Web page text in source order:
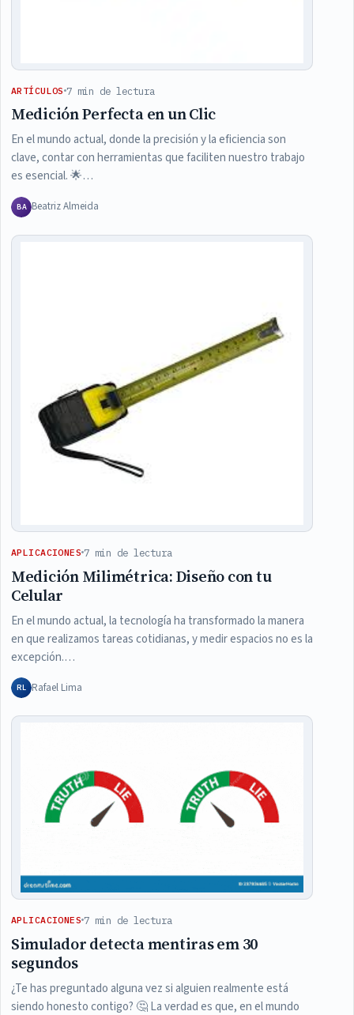
ARTÍCULOS 7 min de lectura
Medición Perfecta en un Clic
En el mundo actual, donde la precisión y la eficiencia son
clave, contar con herramientas que faciliten nuestro trabajo
es esencial. 🌟…
BA Beatriz Almeida
APLICACIONES 7 min de lectura
Medición Milimétrica: Diseño con tu
Celular
En el mundo actual, la tecnología ha transformado la manera
en que realizamos tareas cotidianas, y medir espacios no es la
excepción.…
RL Rafael Lima
APLICACIONES 7 min de lectura
Simulador detecta mentiras em 30
segundos
¿Te has preguntado alguna vez si alguien realmente está
siendo honesto contigo? 🤔 La verdad es que, en el mundo